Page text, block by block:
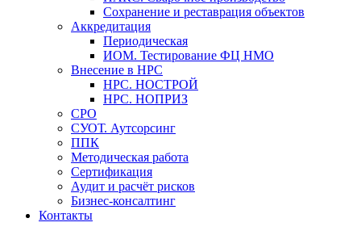
Сохранение и реставрация объектов
Аккредитация
Периодическая
ИОМ. Тестирование ФЦ НМО
Внесение в НРС
НРС. НОСТРОЙ
НРС. НОПРИЗ
СРО
СУОТ. Аутсорсинг
ППК
Методическая работа
Сертификация
Аудит и расчёт рисков
Бизнес-консалтинг
Контакты